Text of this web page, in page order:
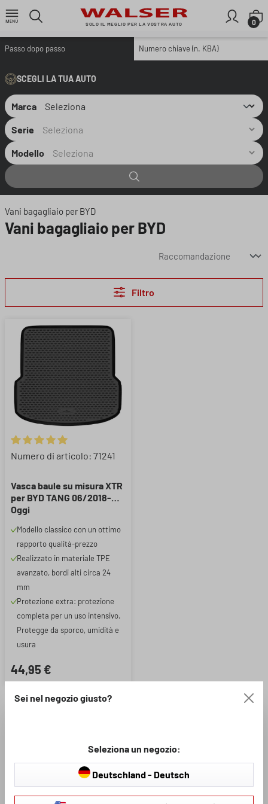
Passa al contenuto principale
SOLO IL MEGLIO PER LA VOSTRA AUTO 0
Passo dopo passo Numero chiave (n. KBA)
SCEGLI LA TUA AUTO
Marca
Serie
Modello
Vani bagagliaio per BYD
Vani bagagliaio per BYD
Filtro
Valutazione media di 5 su 5 stelle
Numero di articolo: 71241
Vasca baule su misura XTR
per BYD TANG 06/2018-
Oggi
Modello classico con un ottimo
rapporto qualità-prezzo
Realizzato in materiale TPE
avanzato, bordi alti circa 24
mm
Protezione extra: protezione
completa per un uso intensivo.
Protegge da sporco, umidità e
usura
44,95 €
bambini gettano le loro scarpe da calcio sporche nel bagagliaio dopo
l'allenamento, il latte nel cestino della spesa si rovescia. Per mantenere il
bagagliaio della tua BYD pulito e privo di macchie, puoi acquistare qui nel
negozio online le fodere per il bagagliaio per tutti i modelli BYD più
comuni. In questo modo lo sporco e l'umidità nel bagagliaio non saranno
Sei nel negozio giusto?
Seleziona un negozio:
Deutschland - Deutsch